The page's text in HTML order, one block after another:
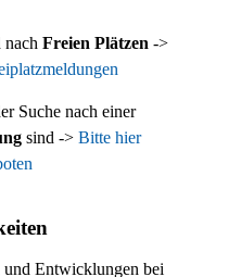
nach Freien Plätzen ->
Suche nach einer
sind ->Bitte hier
Entwicklungen bei